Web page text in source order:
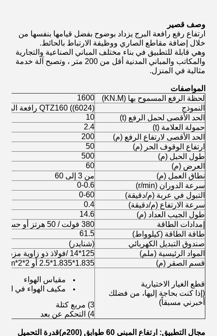
وصف قصير
ارتفاع رفع رافعة البرج يزداد بوضوح بفضل قيامها بنفسها من
خلال إضافة مقاطع الصاري ووظيفة الارتباط بالحائط.
وهي قابلة للتطبيق في بناء مختلف المباني الصناعية والتجارية
والمكاتب والمباني المدنية أقل من 200 متر ، وتصبح آلة خدمة
مثالية في المنزل.
المواصفات
لحظة الرفع المسموح بها (KN.M)
1600
النموذج
QTZ160 ((6024) رافعة البرج
الحد الأقصى لحمل الرفع (t)
10
حمولة العلامة (t)
2.4
الحد الأقصى لارتفاع الرفع (م)
200
ارتفاع الوقوف الحر (م)
50
طول الحبل (م)
500
العرض (م)
60
نطاق العمل (م)
من 3 إلى 60
سرعة الدوران (r/min)
0-0.6
التبول في عربة (م/دقيقة)
0-60
سرعة الارتفاع (م/دقيقة)
0.4
طول الجيب العداد (م)
14.6
إمدادات الطاقة
380 فولت / 50 هرتز أو حسب متطلبات العميل
طاقة الطاقة (كيلوواط)
61.5
صندوق التبديل الكهربائي
(شنايدر)
المواد الرئيسية (ملم)
125*14 /فولاذ ذو زاوية مزدوجة مع ضلع
قسم الصقر (م)
1.835*1.835*2.5 أو 2*2*3m
قطع الغيار الاختيارية
(إذا كنت بحاجة إليها، من فضلك
أخبرني مسبقاً)
مقياس الهواء
مكيف الهواء في
3) مربع كتلة
4) التحكم عن بعد
مجال التطبيق: ارتفاع المبنى 60 طوابق (2 00 م)قدرة التحميل